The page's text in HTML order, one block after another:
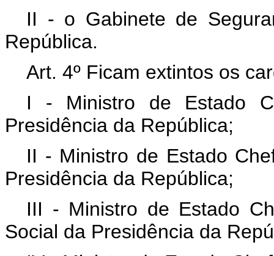
II - o Gabinete de
República.
Art. 4º Ficam extintos os
I - Ministro de Estado
Presidência da República;
II - Ministro de Estado
Presidência da República;
III - Ministro de Estado
Social da Presidência da